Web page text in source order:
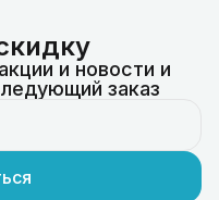
и новости и
заказ